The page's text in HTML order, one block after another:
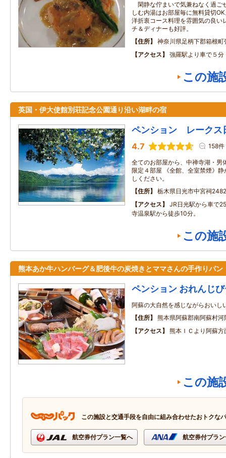
閑静な佇まいで気兼ねなく過ご
しむ内湯はお部屋毎に無料貸切
洋折衷コース料理を雰囲気の良い
チ＆ディナーも好評。
住所
神奈川県足柄下郡箱根町
アクセス
強羅駅より車で５分
この施
英国・伊大使館別荘記念公園通り沿い湖畔の宿
ペンション レークス
4.7 158件
全てのお部屋から、中禅寺湖・男
限定４部屋 《全館、全室禁煙》
しください。
住所
栃木県日光市中宮祠
アクセス
JR日光駅から車で
寺温泉駅から徒歩10分。
この施
熊本あか牛ハンバーグ＆肥後牛の炭焼きとママさんの手作りパン
ペンション おれんじ
阿蘇の大自然を感じながらおいし
住所
熊本県阿蘇郡南阿蘇村
アクセス
熊本ＩＣより阿蘇
この施
この施設と交通手段を自由に組み合わせたおトクな
航空券付プラン一覧へ 航空券付プラ